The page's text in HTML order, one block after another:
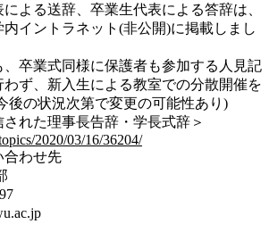
よる送辞、卒業生代表による答辞は、
イントラネット(非公開)に掲載しまし
卒業式同様に保護者も参加する人見記
ず、新入生による教室での分散開催を
後の状況次第で変更の可能性あり)
れた理事長告辞・学長式辞＞
2020/03/16/36204/
わせ先